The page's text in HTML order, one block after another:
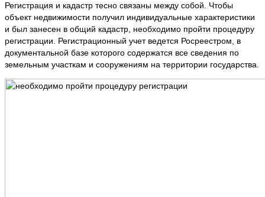
Регистрация и кадастр тесно связаны между собой. Чтобы
объект недвижимости получил индивидуальные характеристики
и был занесен в общий кадастр, необходимо пройти процедуру
регистрации. Регистрационный учет ведется Росреестром, в
документальной базе которого содержатся все сведения по
земельным участкам и сооружениям на территории государства.